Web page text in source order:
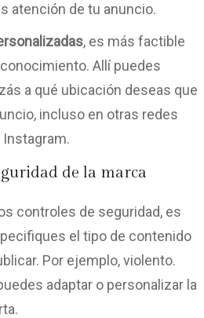
atención de tu anuncio.
, es más factible
Allí puedes
a qué ubicación deseas que
incluso en otras redes
de la marca
controles de seguridad, es
el tipo de contenido
Por ejemplo, violento.
adaptar o personalizar la